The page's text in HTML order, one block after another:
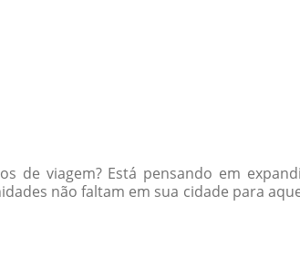
de viagem? Está pensando em
não faltam em sua cidade para